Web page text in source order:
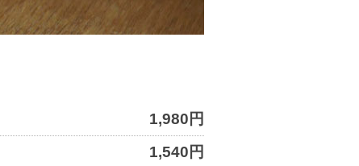
1,980円
1,540円